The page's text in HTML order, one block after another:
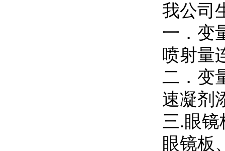
我公司
一．变
喷射量
二．变
速凝剂
三.眼镜
眼镜板